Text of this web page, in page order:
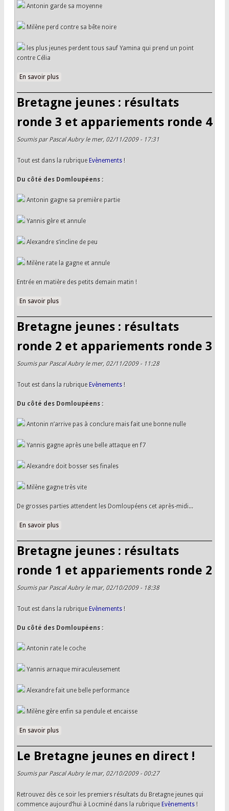
Antonin garde sa moyenne
Milène perd contre sa bête noire
les plus jeunes perdent tous sauf Yamina qui prend un point
contre Célia
En savoir plusà propos de Bretagne jeunes : résultats ronde 4 et
Bretagne jeunes : résultats
ronde 3 et appariements ronde 4
Soumis parPascal Aubryle mer, 02/11/2009 - 17:31
Tout est dans la rubriqueEvènements!
Du côté des Domloupéens :
Antonin gagne sa première partie
Yannis gère et annule
Alexandre s’incline de peu
Milène rate la gagne et annule
Entrée en matière des petits demain matin !
En savoir plusà propos de Bretagne jeunes : résultats ronde 3 et
Bretagne jeunes : résultats
ronde 2 et appariements ronde 3
Soumis parPascal Aubryle mer, 02/11/2009 - 11:28
Tout est dans la rubriqueEvènements!
Du côté des Domloupéens :
Antonin n’arrive pas à conclure mais fait une bonne nulle
Yannis gagne après une belle attaque en f7
Alexandre doit bosser ses finales
Milène gagne très vite
De grosses parties attendent les Domloupéens cet après-midi...
En savoir plusà propos de Bretagne jeunes : résultats ronde 2 et
Bretagne jeunes : résultats
ronde 1 et appariements ronde 2
Soumis parPascal Aubryle mar, 02/10/2009 - 18:38
Tout est dans la rubriqueEvènements!
Du côté des Domloupéens :
Antonin rate le coche
Yannis arnaque miraculeusement
Alexandre fait une belle performance
Milène gère enfin sa pendule et encaisse
En savoir plusà propos de Bretagne jeunes : résultats ronde 1 et
Le Bretagne jeunes en direct !
Soumis parPascal Aubryle mar, 02/10/2009 - 00:27
Retrouvez dès ce soir les premiers résultats du Bretagne jeunes qui
commence aujourd’hui à Locminé dans la rubriqueEvènements!